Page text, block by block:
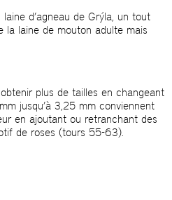
d’agneau de Grýla, un tout
la laine de mouton adulte mais
plus de tailles en changeant
jusqu’à 3,25 mm conviennent
en ajoutant ou retranchant des
de roses (tours 55-63).